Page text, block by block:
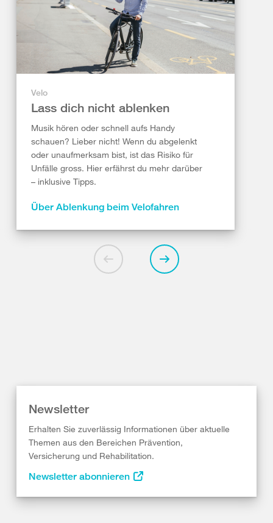
Velo
Lass dich nicht ablenken
Musik hören oder schnell aufs Handy
schauen? Lieber nicht! Wenn du abgelenkt
oder unaufmerksam bist, ist das Risiko für
Unfälle gross. Hier erfährst du mehr darüber
– inklusive Tipps.
Über Ablenkung beim Velofahren
Newsletter
Erhalten Sie zuverlässig Informationen über aktuelle
Themen aus den Bereichen Prävention,
Versicherung und Rehabilitation.
Newsletter abonnieren